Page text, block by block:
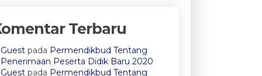
Terbaru
Guest pada Permendikbud Tentang
Penerimaan Peserta Didik Baru 2020
Guest pada Permendikbud Tentang